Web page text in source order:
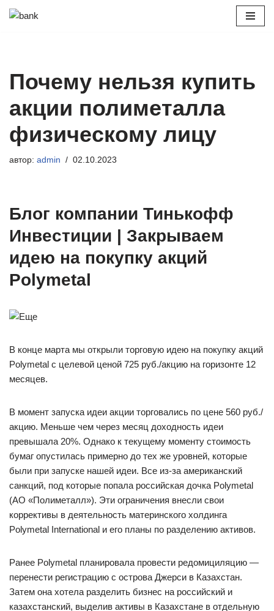
Почему нельзя купить
акции полиметалла
физическому лицу
автор: admin 02.10.2023
Блог компании Тинькофф
Инвестиции | Закрываем
идею на покупку акций
Polymetal
В конце марта мы открыли торговую идею на покупку акций
Polymetal с целевой ценой 725 руб./акцию на горизонте 12
месяцев.
В момент запуска идеи акции торговались по цене 560 руб./
акцию. Меньше чем через месяц доходность идеи
превышала 20%. Однако к текущему моменту стоимость
бумаг опустилась примерно до тех же уровней, которые
были при запуске нашей идеи. Все из-за американский
санкций, под которые попала российская дочка Polymetal
(АО «Полиметалл»). Эти ограничения внесли свои
коррективы в деятельность материнского холдинга
Polymetal International и его планы по разделению активов.
Ранее Polymetal планировала провести редомициляцию —
перенести регистрацию с острова Джерси в Казахстан.
Затем она хотела разделить бизнес на российский и
казахстанский, выделив активы в Казахстане в отдельную